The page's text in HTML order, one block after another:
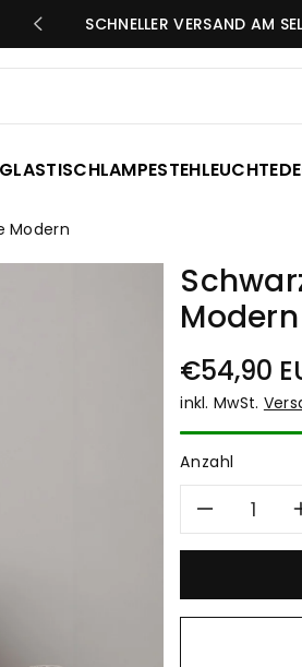
SCHNELLER VERSAND AM
TISCHLAMPESTEHLEUCHTE
Modern
Modern
Normaler
Preis
€54,90
inkl. MwSt.
Anzahl